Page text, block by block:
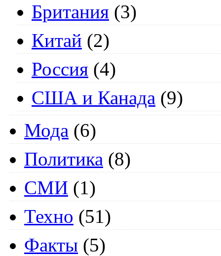
Британия (3)
Китай (2)
Россия (4)
США и Канада (9)
Мода (6)
Политика (8)
СМИ (1)
Техно (51)
Факты (5)